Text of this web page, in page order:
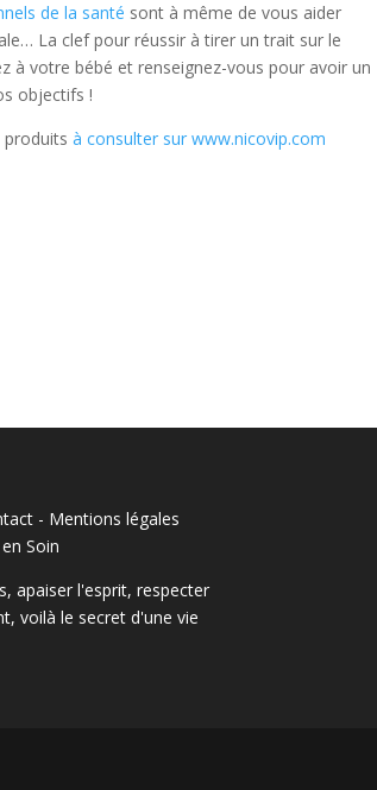
de la santé sont à même de vous aider
La clef pour réussir à tirer un trait sur le
à votre bébé et renseignez-vous pour avoir un
objectifs !
produitsà consulter sur www.nicovip.com
- Mentions légales
Soin
apaiser l'esprit, respecter
voilà le secret d'une vie